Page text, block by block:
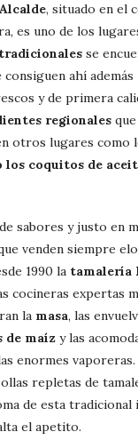
, situado en el
es uno de los
se
consiguen ahí además
y de primera
regionales
otros lugares como
los coquitos de
sabores y justo en
venden siempre
1990 la tamalería
cocineras expertas
la masa, las
de maíz y las
enormes vaporeras.
repletas de
de esta tradicional
el apetito.